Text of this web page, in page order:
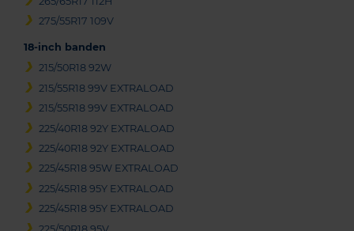
275/55R17 109V
18-inch banden
215/50R18 92W
215/55R18 99V EXTRALOAD
215/55R18 99V EXTRALOAD
225/40R18 92Y EXTRALOAD
225/40R18 92Y EXTRALOAD
225/45R18 95W EXTRALOAD
225/45R18 95Y EXTRALOAD
225/45R18 95Y EXTRALOAD
225/50R18 95V